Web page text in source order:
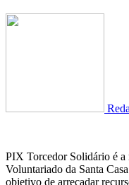
PIX Torcedor Solidário é a
Voluntariado da Santa
objetivo de arrecadar